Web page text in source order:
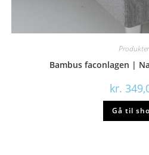
Produkter
Bambus faconlagen |
kr.
Gå til